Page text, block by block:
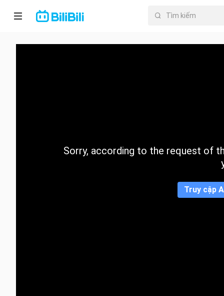
Trang chủ
Sorry, according to the request of
Truy cập